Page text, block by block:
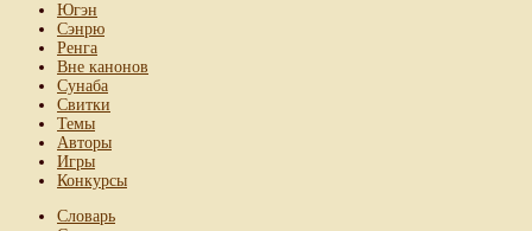
Югэн
Сэнрю
Ренга
Вне канонов
Сунаба
Свитки
Темы
Авторы
Игры
Конкурсы
Словарь